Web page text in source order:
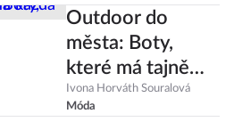
Outdoor do
města: Boty,
které má tajně
doma každá
módní
Ivona Horváth Souralová
Móda